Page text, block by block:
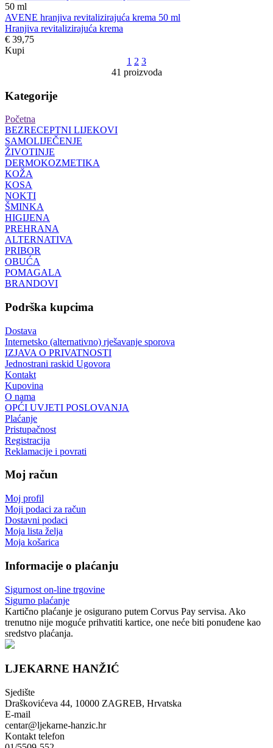
50 ml
AVENE hranjiva revitalizirajuća krema 50 ml
Hranjiva revitalizirajuća krema
€ 39,75
Kupi
1 2 3
41 proizvoda
Kategorije
Početna
BEZRECEPTNI LIJEKOVI
SAMOLIJEČENJE
ŽIVOTINJE
DERMOKOZMETIKA
KOŽA
KOSA
NOKTI
ŠMINKA
HIGIJENA
PREHRANA
ALTERNATIVA
PRIBOR
OBUĆA
POMAGALA
BRANDOVI
Podrška kupcima
Dostava
Internetsko (alternativno) rješavanje sporova
IZJAVA O PRIVATNOSTI
Jednostrani raskid Ugovora
Kontakt
Kupovina
O nama
OPĆI UVJETI POSLOVANJA
Plaćanje
Pristupačnost
Registracija
Reklamacije i povrati
Moj račun
Moj profil
Moji podaci za račun
Dostavni podaci
Moja lista želja
Moja košarica
Informacije o plaćanju
Sigurnost on-line trgovine
Sigurno plaćanje
Kartično plaćanje je osigurano putem Corvus Pay servisa. Ako
trenutno nije moguće prihvatiti kartice, one neće biti ponuđene kao
sredstvo plaćanja.
LJEKARNE HANŽIĆ
Sjedište
Draškovićeva 44, 10000 ZAGREB, Hrvatska
E-mail
centar@ljekarne-hanzic.hr
Kontakt telefon